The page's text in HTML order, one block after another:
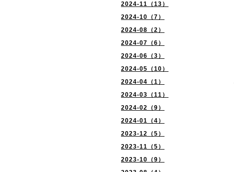
2024-11（13）
2024-10（7）
2024-08（2）
2024-07（6）
2024-06（3）
2024-05（10）
2024-04（1）
2024-03（11）
2024-02（9）
2024-01（4）
2023-12（5）
2023-11（5）
2023-10（9）